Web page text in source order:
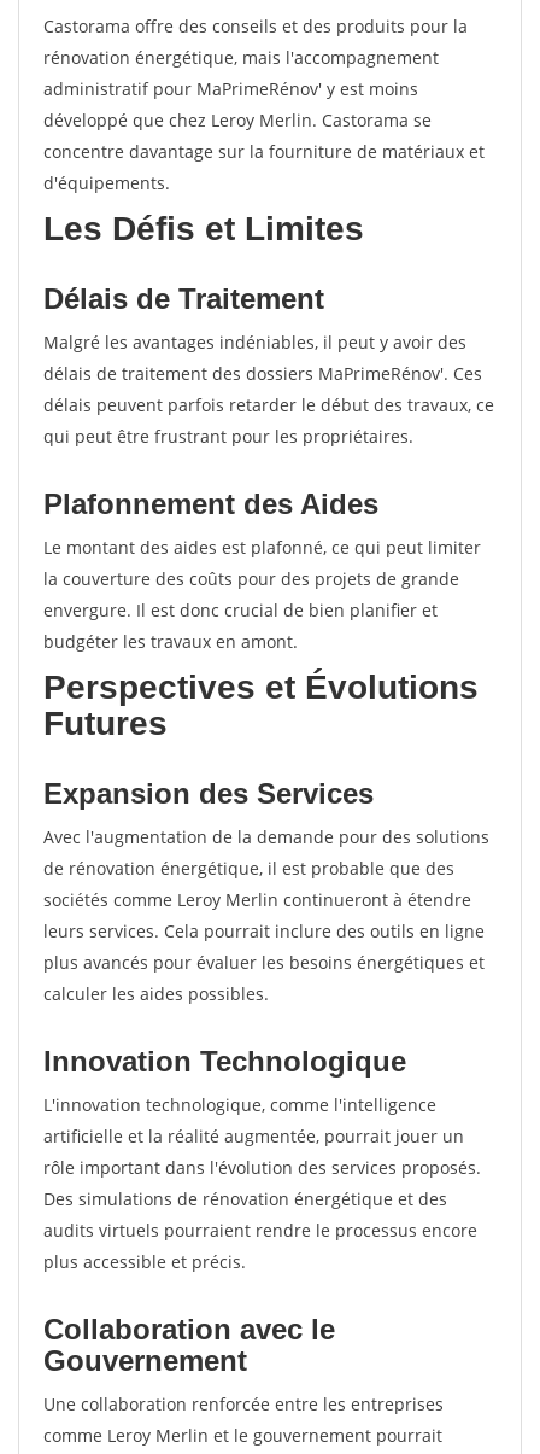
Castorama offre des conseils et des produits pour la
rénovation énergétique, mais l'accompagnement
administratif pour MaPrimeRénov' y est moins
développé que chez Leroy Merlin. Castorama se
concentre davantage sur la fourniture de matériaux et
d'équipements.
Les Défis et Limites
Délais de Traitement
Malgré les avantages indéniables, il peut y avoir des
délais de traitement des dossiers MaPrimeRénov'. Ces
délais peuvent parfois retarder le début des travaux, ce
qui peut être frustrant pour les propriétaires.
Plafonnement des Aides
Le montant des aides est plafonné, ce qui peut limiter
la couverture des coûts pour des projets de grande
envergure. Il est donc crucial de bien planifier et
budgéter les travaux en amont.
Perspectives et Évolutions
Futures
Expansion des Services
Avec l'augmentation de la demande pour des solutions
de rénovation énergétique, il est probable que des
sociétés comme Leroy Merlin continueront à étendre
leurs services. Cela pourrait inclure des outils en ligne
plus avancés pour évaluer les besoins énergétiques et
calculer les aides possibles.
Innovation Technologique
L'innovation technologique, comme l'intelligence
artificielle et la réalité augmentée, pourrait jouer un
rôle important dans l'évolution des services proposés.
Des simulations de rénovation énergétique et des
audits virtuels pourraient rendre le processus encore
plus accessible et précis.
Collaboration avec le
Gouvernement
Une collaboration renforcée entre les entreprises
comme Leroy Merlin et le gouvernement pourrait